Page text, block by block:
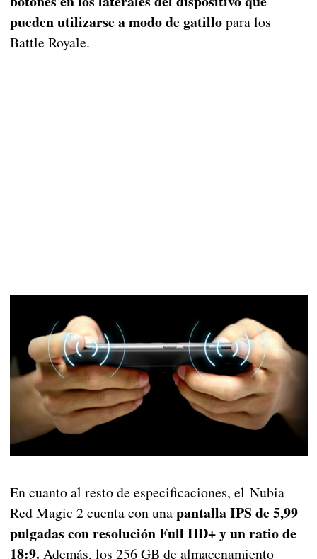
pueden utilizarse a modo de gatillopara los
Battle Royale.
En cuanto al resto de especificaciones, el Nubia
Red Magic 2 cuenta con unapantalla IPS de 5,99
pulgadas con resolución Full HD+ y un ratio de
18:9. Además, los 256 GB de almacenamiento